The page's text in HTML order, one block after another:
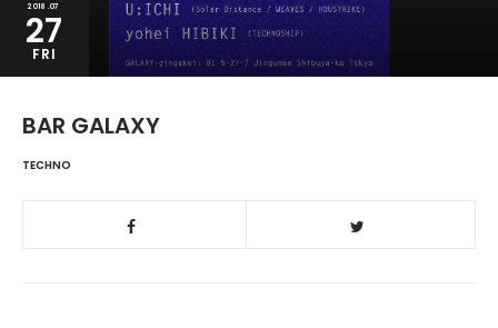
2018.07
27
FRI
BAR GALAXY
TECHNO